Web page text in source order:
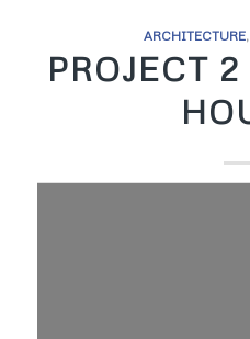
ARCHITECTURE,
PROJECT